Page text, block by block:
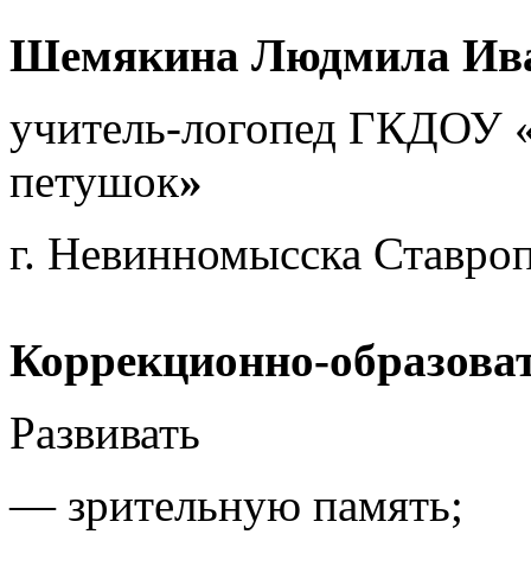
Шемякина Людмила
учитель-логопед ГКДОУ
петушок»
г. Невинномысска
Коррекционно-
Развивать
— зрительную память;